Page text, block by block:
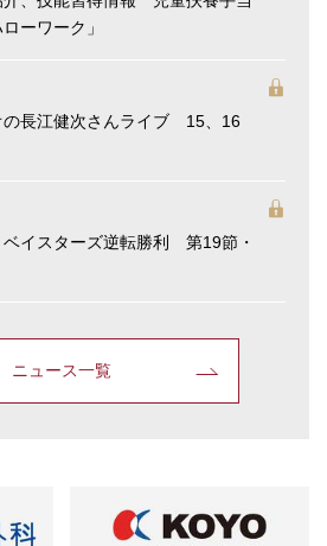
ーワーク」
の長江健次さんライブ 15、16
ベイスターズ逆転勝利 第19節・
ニュース一覧